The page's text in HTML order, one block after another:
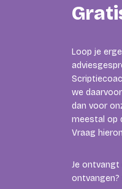
Loop je
we
dan voor
meestal op
Vraag
Je ontvangt
ontvangen?